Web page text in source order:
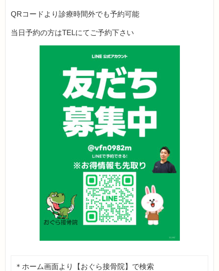
QRコードより診療時間外でも予約可能
当日予約の方はTELにてご予約下さい
＊ホーム画面より【おぐら接骨院】で検索